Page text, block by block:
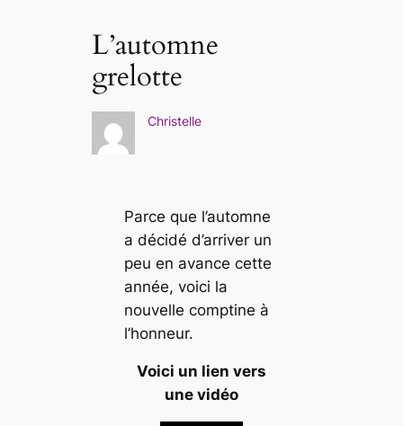
L’automne
grelotte
Christelle
Parce que l’automne
a décidé d’arriver un
peu en avance cette
année, voici la
nouvelle comptine à
l’honneur.
Voici un lien vers
une vidéo